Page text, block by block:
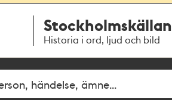
Stockholmskällan
Historia i ord, ljud och bild